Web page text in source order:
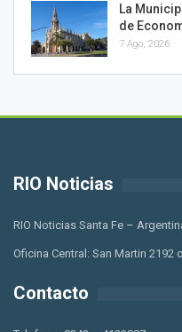
La
de
7 Ago, 2026
RIO Noticias
RIO Noticias Santa Fe –
Oficina Central: San Martin 2192
Contacto